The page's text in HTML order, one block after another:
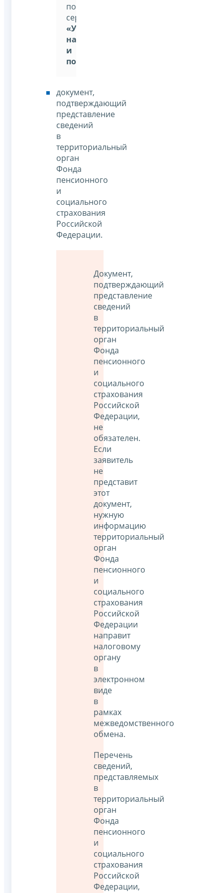
помощью
сервиса:
«Уплата
налогов
и
пошлин»
документ,
подтверждающий
представление
сведений
в
территориальный
орган
Фонда
пенсионного
и
социального
страхования
Российской
Федерации.
Документ,
подтверждающий
представление
сведений
в
территориальный
орган
Фонда
пенсионного
и
социального
страхования
Российской
Федерации,
не
обязателен.
Если
заявитель
не
представит
этот
документ,
нужную
информацию
территориальный
орган
Фонда
пенсионного
и
социального
страхования
Российской
Федерации
направит
налоговому
органу
в
электронном
виде
в
рамках
межведомственного
обмена.
Перечень
сведений,
представляемых
в
территориальный
орган
Фонда
пенсионного
и
социального
страхования
Российской
Федерации,